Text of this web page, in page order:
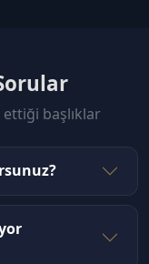
başlıklar